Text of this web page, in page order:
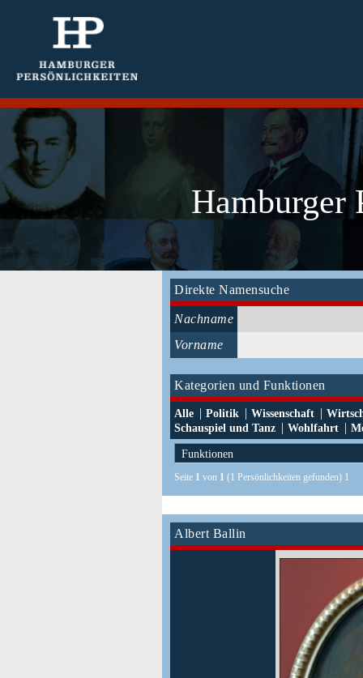
Hamburger
Direkte Namensuche
Nachname
Vorname
Kategorien und Funktionen
Alle | Politik | Wissenschaft |
Schauspiel und Tanz | Wohlfahrt |
Seite 1 von 1 (1 Persönlichkeiten gefunden) 1
Albert Ballin